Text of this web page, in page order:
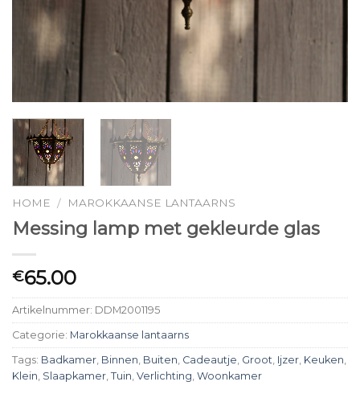
HOME / MAROKKAANSE LANTAARNS
Messing lamp met gekleurde glas
€65.00
Artikelnummer: DDM2001195
Categorie: Marokkaanse lantaarns
Tags: Badkamer, Binnen, Buiten, Cadeautje, Groot, Ijzer, Keuken,
Klein, Slaapkamer, Tuin, Verlichting, Woonkamer